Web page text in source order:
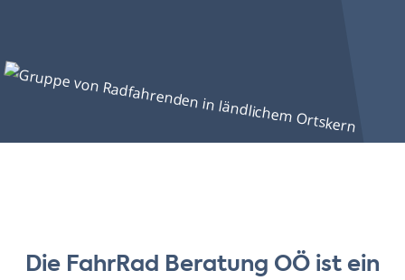
Die FahrRad Beratung OÖ ist ein